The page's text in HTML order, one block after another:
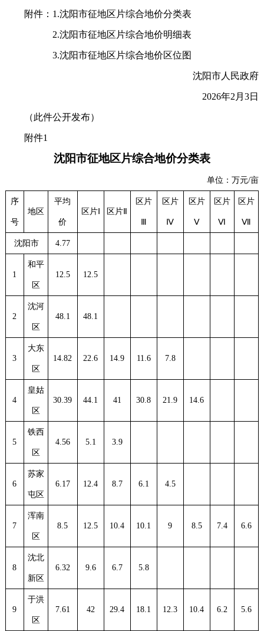
附件：1.沈阳市征地区片综合地价分类表
2.沈阳市征地区片综合地价明细表
3.沈阳市征地区片综合地价区位图
沈阳市人民政府
2026年2月3日
（此件公开发布）
附件1
沈阳市征地区片综合地价分类表
单位：万元/亩
序
号
地区
平均
价
区片Ⅰ 区片Ⅱ
区片 区片
Ⅳ
区片
Ⅴ
区片
Ⅵ
区片
Ⅶ
沈阳市 4.77
1
和平
区
12.5 12.5
2
沈河
区
48.1 48.1
3
大东
区
14.82 22.6 14.9 11.6 7.8
4
皇姑
区
30.39 44.1 41 30.8 21.9 14.6
5
铁西
区
4.56 5.1 3.9
6
苏家
屯区
6.17 12.4 8.7 6.1 4.5
7
浑南
区
8.5 12.5 10.4 10.1 9 8.5 7.4 6.6
8
沈北
新区
6.32 9.6 6.7 5.8
9
于洪
区
7.61 42 29.4 18.1 12.3 10.4 6.2 5.6